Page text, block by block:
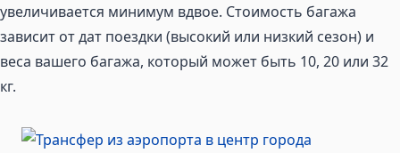
увеличивается минимум вдвое. Стоимость багажа
зависит от дат поездки (высокий или низкий сезон) и
веса вашего багажа, который может быть 10, 20 или 32
кг.